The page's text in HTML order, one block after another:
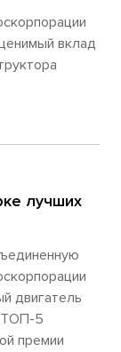
вклад
лучших
двигатель
ТОП-5
премии